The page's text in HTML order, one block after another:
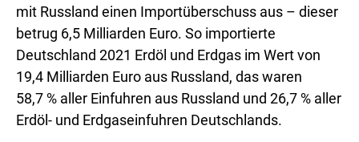
mit Russland einen Importüberschuss aus – dieser
betrug 6,5 Milliarden Euro. So importierte
Deutschland 2021 Erdöl und Erdgas im Wert von
19,4 Milliarden Euro aus Russland, das waren
58,7 % aller Einfuhren aus Russland und 26,7 % aller
Erdöl- und Erdgaseinfuhren Deutschlands.